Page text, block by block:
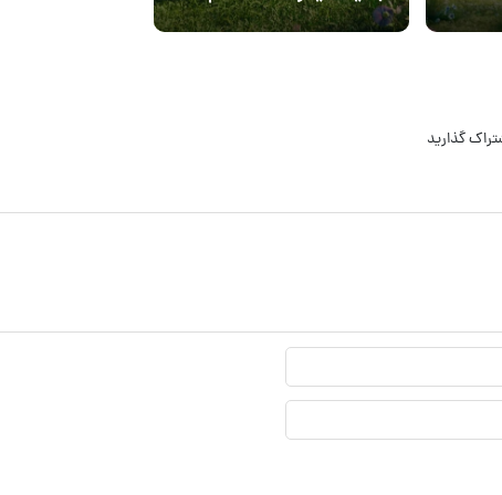
تاریخ اکران
گذارید
نام
نمایشی*
ایمیل*